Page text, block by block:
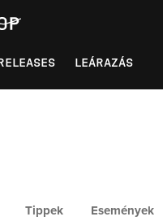
LEÁRAZÁS
Tippek Események